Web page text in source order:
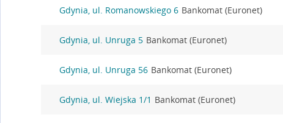
Gdynia, ul. Romanowskiego 6 Bankomat (Euronet)
Gdynia, ul. Unruga 5 Bankomat (Euronet)
Gdynia, ul. Unruga 56 Bankomat (Euronet)
Gdynia, ul. Wiejska 1/1 Bankomat (Euronet)